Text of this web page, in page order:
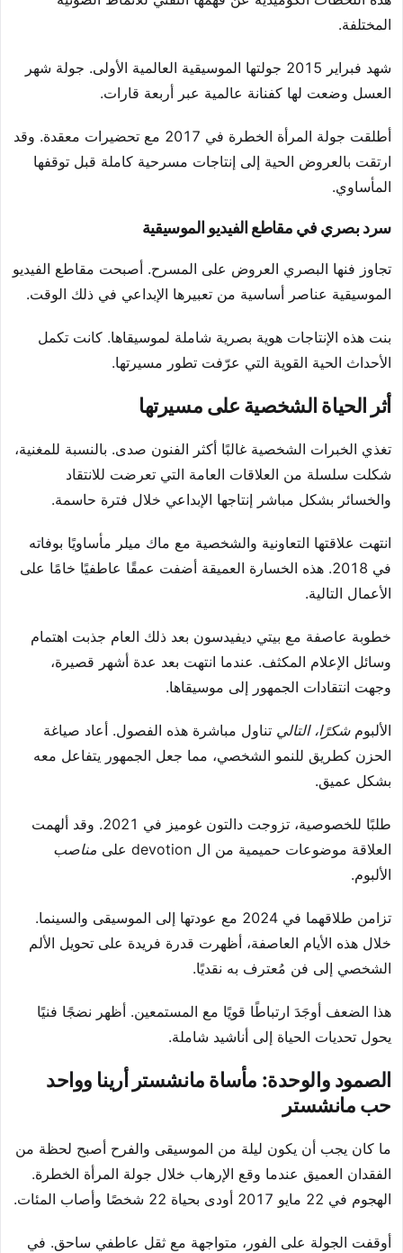
المختلفة.
شهد فبراير 2015 جولتها الموسيقية العالمية الأولى. جولة شهر
العسل وضعت لها كفنانة عالمية عبر أربعة قارات.
أطلقت جولة المرأة الخطرة في 2017 مع تحضيرات معقدة. وقد
ارتقت بالعروض الحية إلى إنتاجات مسرحية كاملة قبل توقفها
المأساوي.
سرد بصري في مقاطع الفيديو الموسيقية
تجاوز فنها البصري العروض على المسرح. أصبحت مقاطع الفيديو
الموسيقية عناصر أساسية من تعبيرها الإبداعي في ذلك الوقت.
بنت هذه الإنتاجات هوية بصرية شاملة لموسيقاها. كانت تكمل
الأحداث الحية القوية التي عرّفت تطور مسيرتها.
أثر الحياة الشخصية على مسيرتها
تغذي الخبرات الشخصية غالبًا أكثر الفنون صدى. بالنسبة للمغنية،
شكلت سلسلة من العلاقات العامة التي تعرضت للانتقاد
والخسائر بشكل مباشر إنتاجها الإبداعي خلال فترة حاسمة.
انتهت علاقتها التعاونية والشخصية مع ماك ميلر مأساويًا بوفاته
في 2018. هذه الخسارة العميقة أضفت عمقًا عاطفيًا خامًا على
الأعمال التالية.
خطوبة عاصفة مع بيتي ديفيدسون بعد ذلك العام جذبت اهتمام
وسائل الإعلام المكثف. عندما انتهت بعد عدة أشهر قصيرة،
وجهت انتقادات الجمهور إلى موسيقاها.
الألبومشكرًا، التالي تناول مباشرة هذه الفصول. أعاد صياغة
الحزن كطريق للنمو الشخصي، مما جعل الجمهور يتفاعل معه
بشكل عميق.
طلبًا للخصوصية، تزوجت دالتون غوميز في 2021. وقد ألهمت
العلاقة موضوعات حميمية من ال devotion على
مناصب
الألبوم.
تزامن طلاقهما في 2024 مع عودتها إلى الموسيقى والسينما.
خلال هذه الأيام العاصفة، أظهرت قدرة فريدة على تحويل الألم
الشخصي إلى فن مُعترف به نقديًا.
هذا الضعف أوجَدَ ارتباطًا قويًا مع المستمعين. أظهر نضجًا فنيًا
يحول تحديات الحياة إلى أناشيد شاملة.
الصمود والوحدة: مأساة مانشستر أرينا وواحد
حب مانشستر
ما كان يجب أن يكون ليلة من الموسيقى والفرح أصبح لحظة من
الفقدان العميق عندما وقع الإرهاب خلال جولة المرأة الخطرة.
الهجوم في 22 مايو 2017 أودى بحياة 22 شخصًا وأصاب المئات.
أوقفت الجولة على الفور، متواجهة مع ثقل عاطفي ساحق. في